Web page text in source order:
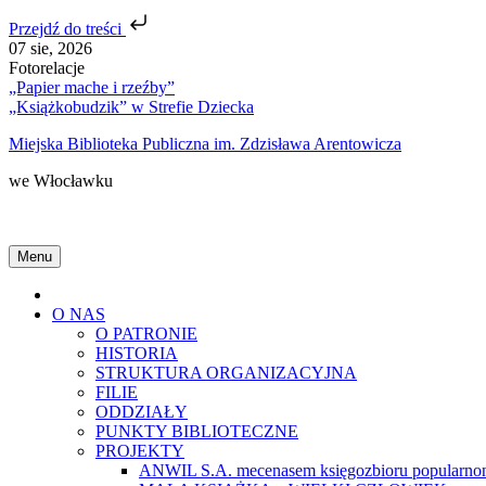
Przejdź do treści
Skip
to
content
07 sie, 2026
Fotorelacje
„Papier mache i rzeźby”
„Książkobudzik” w Strefie Dziecka
Miejska Biblioteka Publiczna im. Zdzisława Arentowicza
we Włocławku
Menu
O NAS
O PATRONIE
HISTORIA
STRUKTURA ORGANIZACYJNA
FILIE
ODDZIAŁY
PUNKTY BIBLIOTECZNE
PROJEKTY
ANWIL S.A. mecenasem księgozbioru